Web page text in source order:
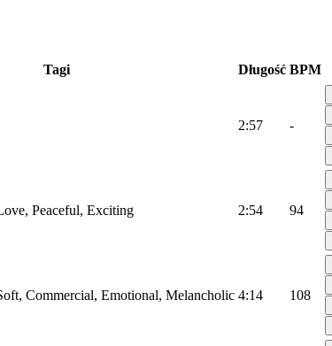
Tagi Długość BPM
2:57 -
Peaceful, Exciting 2:54 94
Commercial, Emotional, Melancholic 4:14 108